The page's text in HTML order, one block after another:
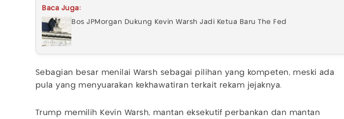
Baca Juga:
Bos JPMorgan Dukung Kevin Warsh Jadi Ketua Baru The Fed
Sebagian besar menilai Warsh sebagai pilihan yang kompeten, meski ada
pula yang menyuarakan kekhawatiran terkait rekam jejaknya.
Trump memilih Kevin Warsh, mantan eksekutif perbankan dan mantan